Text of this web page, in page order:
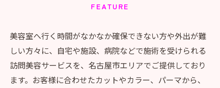
FEATURE
美容室へ行く時間がなかなか確保できない方や外出が難
しい方々に、自宅や施設、病院などで施術を受けられる
訪問美容サービスを、名古屋市エリアでご提供しており
ます。お客様に合わせたカットやカラー、パーマから、